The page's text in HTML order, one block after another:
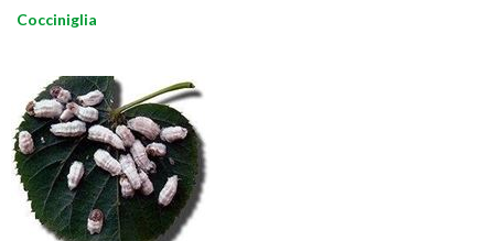
Cocciniglia